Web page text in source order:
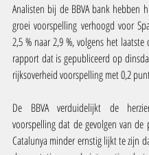
Analisten bij de BBVA bank hebben
groei voorspelling verhoogd voor
2,5 % naar 2,9 %, volgens het laatste
rapport dat is gepubliceerd op
rijksoverheid voorspelling met 0,2
De BBVA verduidelijkt de
voorspelling dat de gevolgen van de
Catalunya minder ernstig lijkt te zijn